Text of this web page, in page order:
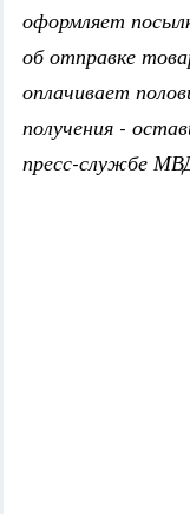
оформляет
об отправке
оплачивает
получения -
пресс-службе